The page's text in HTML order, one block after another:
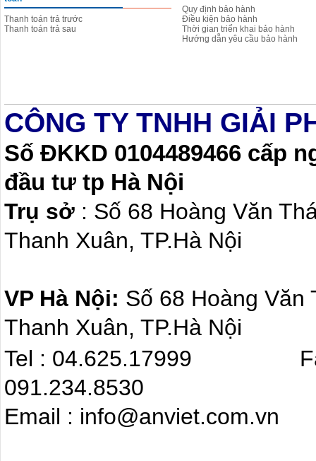
Thanh toán trả trước
Thanh toán trả sau
Quy định bảo hành
Điều kiện bảo hành
Thời gian triển khai bảo hành
Hướng dẫn yêu cầu bảo hành
CÔNG TY TNHH GIẢI
Số ĐKKD 0104489466 cấp
đầu tư tp Hà Nội
Trụ sở : Số 68 Hoàng Văn
Thanh Xuân, TP.Hà Nội
VP Hà Nội: Số 68 Hoàng
Thanh Xuân, TP.Hà Nội
Tel : 04.625.17999
091.234.8530
Email :